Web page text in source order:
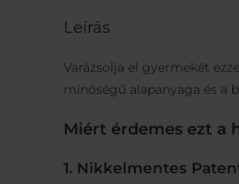
Leírás
Varázsolja el gyermekét
minőségű alapanyaga és a
Miért érdemes ezt a
1. Nikkelmentes